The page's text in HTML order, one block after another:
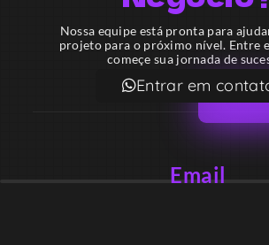
Nossa equipe está pronta para
projeto para o próximo nível. Entre
começe sua jornada de
Entrar em
Email